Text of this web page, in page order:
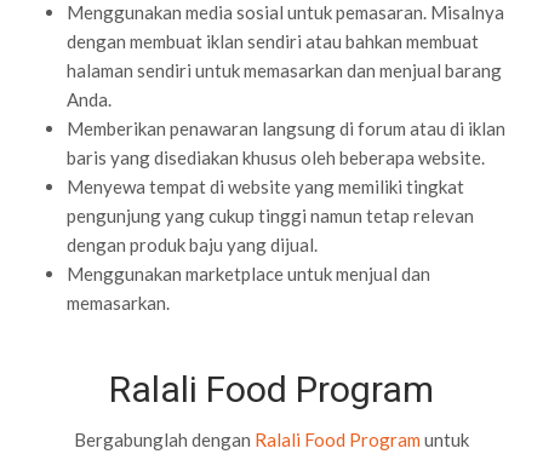
Menggunakan media sosial untuk pemasaran. Misalnya
dengan membuat iklan sendiri atau bahkan membuat
halaman sendiri untuk memasarkan dan menjual barang
Anda.
Memberikan penawaran langsung di forum atau di iklan
baris yang disediakan khusus oleh beberapa website.
Menyewa tempat di website yang memiliki tingkat
pengunjung yang cukup tinggi namun tetap relevan
dengan produk baju yang dijual.
Menggunakan marketplace untuk menjual dan
memasarkan.
Ralali Food Program
Bergabunglah dengan Ralali Food Program untuk